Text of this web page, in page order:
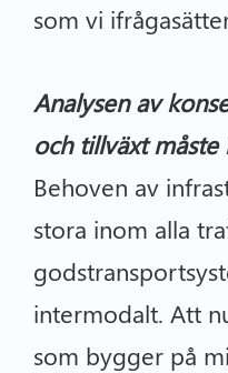
som vi
Analysen av
och tillväxt måste
Behoven av
stora inom alla
intermodalt. Att
som bygger på